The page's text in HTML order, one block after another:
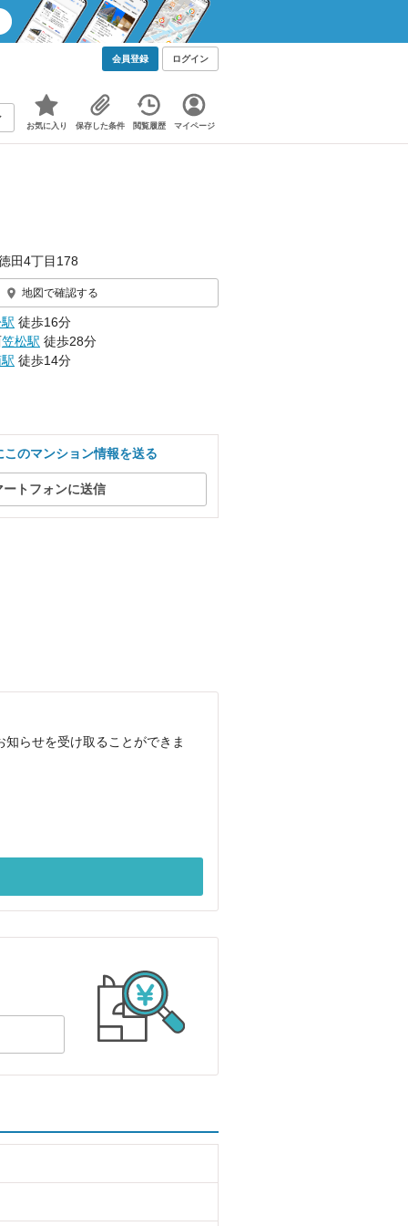
会員登録 ログイン
お気に入り 保存した条件 閲覧履歴 マイページ
田4丁目178
地図で確認する
徒歩16分
笠松駅 徒歩28分
徒歩14分
のマンション情報を送る
トフォンに送信
らせを受け取ることができま